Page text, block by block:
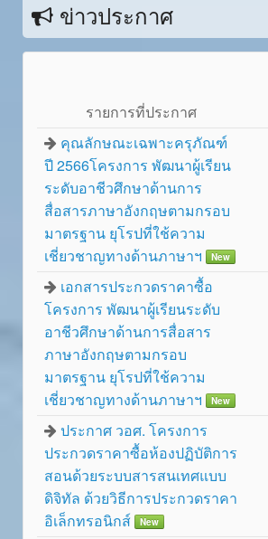
ข่าวประกาศ
รายการที่ประกาศ
คุณลักษณะเฉพาะครุภัณฑ์
ปี 2566โครงการ พัฒนาผู้เรียน
ระดับอาชีวศึกษาด้านการ
สื่อสารภาษาอังกฤษตามกรอบ
มาตรฐาน ยุโรปที่ใช้ความ
เชี่ยวชาญทางด้านภาษาฯ
New
เอกสารประกวดราคาซื้อ
โครงการ พัฒนาผู้เรียนระดับ
อาชีวศึกษาด้านการสื่อสาร
ภาษาอังกฤษตามกรอบ
มาตรฐาน ยุโรปที่ใช้ความ
เชี่ยวชาญทางด้านภาษาฯ
New
ประกาศ วอศ. โครงการ
ประกวดราคาซื้อห้องปฏิบัติการ
สอนด้วยระบบสารสนเทศแบบ
ดิจิทัล ด้วยวิธีการประกวดราคา
อิเล็กทรอนิกส์
New